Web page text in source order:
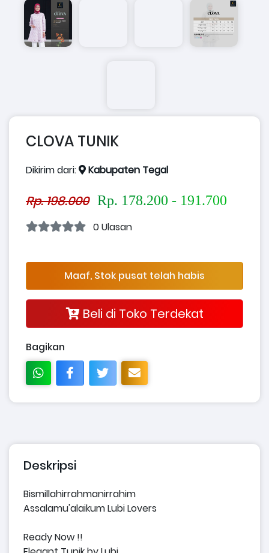
CLOVA TUNIK
Dikirim dari: Kabupaten Tegal
Rp. 198.000 Rp. 178.200 - 191.700
0 Ulasan
Maaf, Stok pusat telah habis
Beli di Toko Terdekat
Bagikan
Deskripsi
Bismillahirrahmanirrahim
Assalamu'alaikum Lubi Lovers
Ready Now !!